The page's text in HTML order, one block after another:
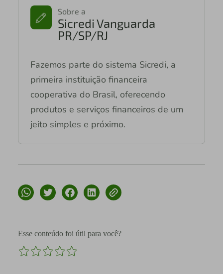
Sobre a
Sicredi Vanguarda
PR/SP/RJ
Fazemos parte do sistema Sicredi, a
primeira instituição financeira
cooperativa do Brasil, oferecendo
produtos e serviços financeiros de um
jeito simples e próximo.
Esse conteúdo foi útil para você?